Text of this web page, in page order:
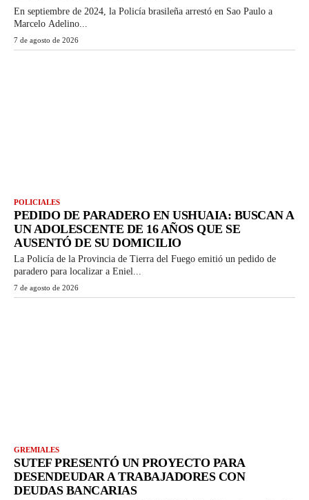
En septiembre de 2024, la Policía brasileña arrestó en Sao Paulo a
Marcelo Adelino...
7 de agosto de 2026
POLICIALES
PEDIDO DE PARADERO EN USHUAIA: BUSCAN A
UN ADOLESCENTE DE 16 AÑOS QUE SE
AUSENTÓ DE SU DOMICILIO
La Policía de la Provincia de Tierra del Fuego emitió un pedido de
paradero para localizar a Eniel...
7 de agosto de 2026
GREMIALES
SUTEF PRESENTÓ UN PROYECTO PARA
DESENDEUDAR A TRABAJADORES CON
DEUDAS BANCARIAS